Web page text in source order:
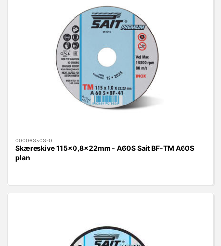
000063503-0
Skæreskive 115x0,8x22mm - A60S Sait BF-TM A60S
plan